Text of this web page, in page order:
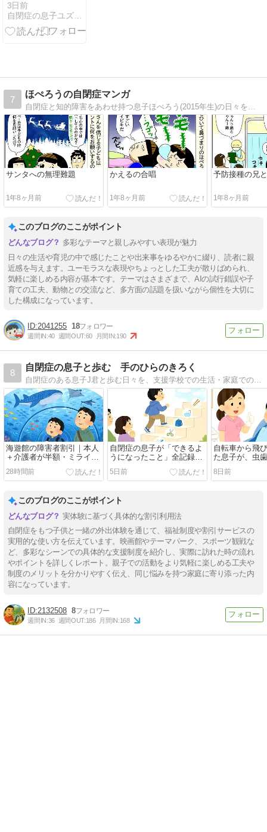
3日前
自閉症の息子ユズヒコ、時々エルメスと宝塚の話
7
ほぺろうの自閉症マンガ
サンタへの無理難題
1年8ヶ月前
かえるの合唱
1年8ヶ月前
予防接種の兄
1年8ヶ月前
このブログのここがポイント
多彩なテーマと親しみやすい表現が魅力
日々の生活や育児の中で感じたことや出来事をゆるやかに綴り、読者に親
近感を与えます。ユーモラスな表現やちょっとした工夫が散りばめられ、
気軽に楽しめる内容が基本です。テーマはさまざまで、AIの試行錯誤や子
育ての工夫、動物との交流など、多方面の話題を扱いながら個性を大切に
した構成になっています。
2041255 18
週間IN:40 週間OUT:60 月間IN:190
8
自閉症の息子と歩む 手のひらのきろく
自閉症のある息子J君と歩む日々を、支援学校での生活・家庭での工夫・お出かけ記録を中心に綴っています。育児の悩み、成長の喜び、親としての葛藤をリアルに発信しています。
海遊館の障害者割引｜本人
＋介護者が半額・ミライロ
ID対応【2026年最新】
28時間前
自閉症の息子が「できるよ
うになったこと」全記録｜
16年間の成長リスト【随時
更新】
5日前
自転車から飛
た息子が、虫
まで｜自閉症
年の記録
8日前
このブログのここがポイント
実体験に基づく具体的な割引利用法
自閉症をもつ子供と一緒の外出体験を通じて、福祉制度や割引サービスの
実用的な使い方を伝えています。映画館やテーマパーク、スポーツ観戦な
ど、多彩なシーンでの具体的な支援制度を紹介し、実際に訪れた時の流れ
やポイントを詳しくレポート。親子での活動をより気軽に楽しめる工夫や
制度のメリットを分かりやすく伝え、同じ悩みを持つ家庭に寄り添った内
容になっています。
2132508 8
週間IN:36 週間OUT:186 月間IN:168